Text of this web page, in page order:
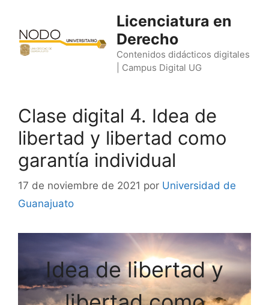
contenido
Licenciatura en
Derecho
Contenidos didácticos digitales
| Campus Digital UG
Clase digital 4. Idea de
libertad y libertad como
garantía individual
17 de noviembre de 2021 por Universidad de
Guanajuato
Idea de libertad y